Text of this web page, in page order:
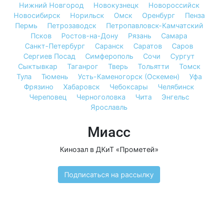
Нижний Новгород
Новокузнецк
Новороссийск
Новосибирск
Норильск Омск Оренбург
Пенза
Пермь
Петрозаводск
Петропавловск-Камчатский
Псков
Ростов-на-Дону Рязань
Самара
Санкт-Петербург
Саранск Саратов
Саров
Сергиев Посад
Симферополь Сочи
Сургут
Сыктывкар
Таганрог Тверь Тольятти
Томск
Тула
Тюмень Усть-Каменогорск (Оскемен)
Уфа
Фрязино
Хабаровск Чебоксары
Челябинск
Череповец
Черноголовка Чита
Энгельс
Ярославль
Миасс
Кинозал в ДКиТ «Прометей»
Подписаться на рассылку